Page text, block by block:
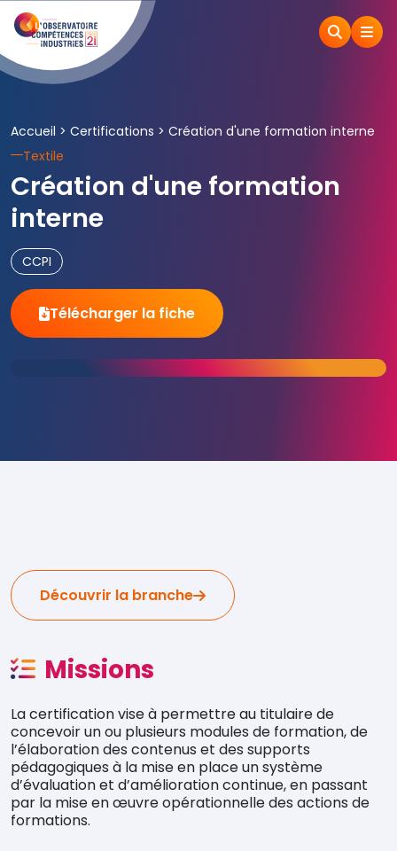
Accueil > Certifications > Création d'une formation interne
Textile
Création d'une formation
interne
CCPI
Télécharger la fiche
Découvrir la branche
Missions
La certification vise à permettre au titulaire de
concevoir un ou plusieurs modules de formation, de
l’élaboration des contenus et des supports
pédagogiques à la mise en place un système
d’évaluation et d’amélioration continue, en passant
par la mise en œuvre opérationnelle des actions de
formations.